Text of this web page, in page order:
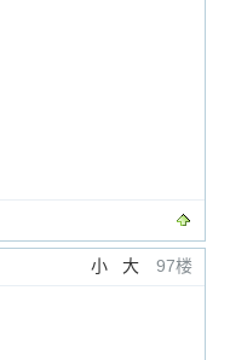
小 大 97楼